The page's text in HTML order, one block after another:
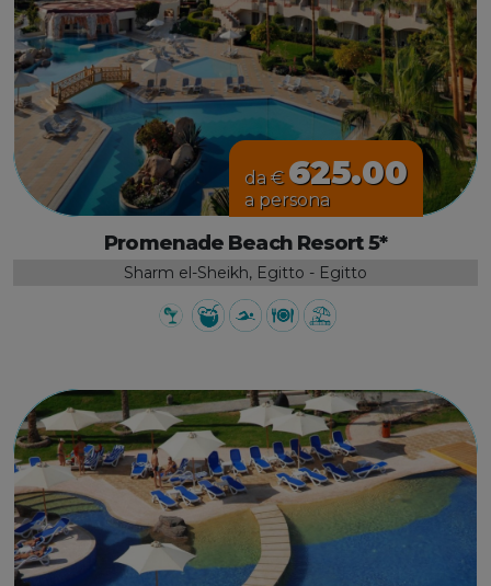
da € 625.00
a persona
Promenade Beach Resort 5*
Sharm el-Sheikh, Egitto - Egitto